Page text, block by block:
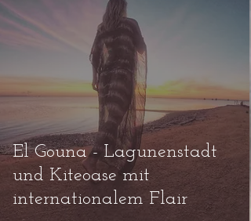
El Gouna - Lagunenstadt
und Kiteoase mit
internationalem Flair